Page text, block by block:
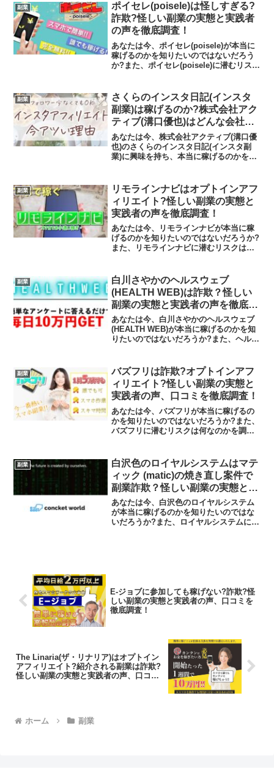
副業
ポイセレ(poisele)は怪しすぎる?
詐欺?怪しい副業の実態と実践者
の声を徹底調査！
あなたは今、ポイセレ(poisele)が本当に
稼げるのかを知りたいのではないだろう
か?また、ポイセレ(poisele)に潜むリスク
げる可能性は低いといえます。今回はそ
の...
副業
さくらのインスタ日記(インスタ
副業)は稼げるのか?株式会社アク
ティブ(溝口優也)はどんな会社?
怪しい副業の実態や実践者の声、
口コミや評判を調査しました
あなたは今、株式会社アクティブ(溝口優
也)のさくらのインスタ日記(インスタ副
業)に興味を持ち、本当に稼げるのかを知
クは何なのかを調べようとしているので
はないだろう...
副業
リモラインナビはオプトインアフ
ィリエイト?怪しい副業の実態と
実践者の声を徹底調査！
あなたは今、リモラインナビが本当に稼
げるのかを知りたいのではないだろうか?
また、リモラインナビに潜むリスクは何
可能性は低いといえます。今回はその理
由について解説したいと...
副業
白川さやかのヘルスウェブ
(HEALTH WEB)は詐欺？怪しい
副業の実態と実践者の声を徹底調
査！
あなたは今、白川さやかのヘルスウェブ
(HEALTH WEB)が本当に稼げるのかを知
りたいのではないだろうか?また、ヘルス
だろうか？答えを言うと、大きく稼げる
可...
副業
バズフリは詐欺?オプトインアフ
ィリエイト?怪しい副業の実態と
実践者の声、口コミを徹底調査！
あなたは今、バズフリが本当に稼げるの
かを知りたいのではないだろうか?また、
バズフリに潜むリスクは何なのかを調べ
といえます。今回はその理由について解
説したいと思います。新...
副業
白沢色のロイヤルシステムはマテ
ィック (matic)の焼き直し案件で
副業詐欺？怪しい副業の実態と実
践者の声を徹底調査！
あなたは今、白沢色のロイヤルシステム
が本当に稼げるのかを知りたいのではな
いだろうか?また、ロイヤルシステムに潜
E-ジョブに参加しても稼げない?詐欺?怪
しい副業の実態と実践者の声、口コミを
徹底調査！
The Linaria(ザ・リナリア)はオプトイン
アフィリエイト?紹介される副業は詐欺?
怪しい副業の実態と実践者の声、口コミ
ホーム 副業